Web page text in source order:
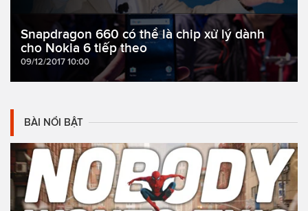
Snapdragon 660 có thể là chip xử lý dành
cho Nokia 6 tiếp theo
09/12/2017 10:00
BÀI NỔI BẬT